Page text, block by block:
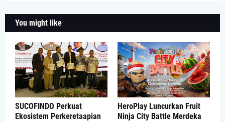
You might like
SUCOFINDO Perkuat
Ekosistem Perkeretaapian
HeroPlay Luncurkan Fruit
Ninja City Battle Merdeka